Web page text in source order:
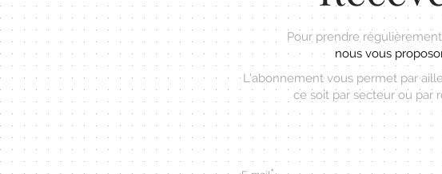
Pour prendre
nous vous
L'abonnement vous permet par
ce soit par secteur ou par